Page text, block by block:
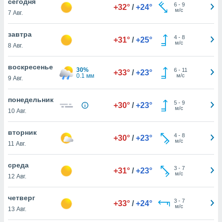
действия
на веб-
основе.
нашей
cookie
в
ВЫ
7 Авг.
+32° / +24° 6- 9
м/с
завтра
8 Авг.
+31° / +25° 4- 8
м/с
воскресенье
9 Авг.
30%
0.1 мм
+33° / +23° 6- 11
м/с
понедельник
10 Авг.
+30° / +23° 5- 9
м/с
вторник
11 Авг.
+30° / +23° 4- 8
м/с
среда
12 Авг.
+31° / +23° 3- 7
м/с
четверг
13 Авг.
+33° / +24° 3- 7
м/с